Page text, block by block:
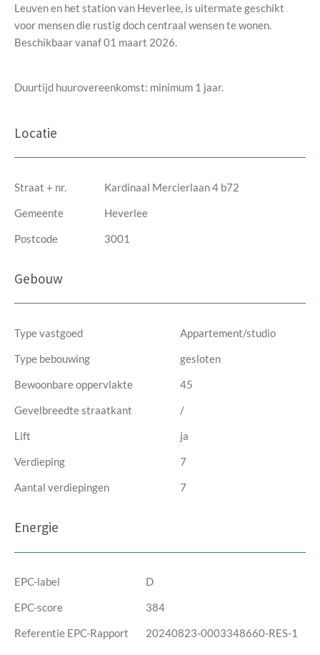
Leuven en het station van Heverlee, is uitermate geschikt
voor mensen die rustig doch centraal wensen te wonen.
Beschikbaar vanaf 01 maart 2026.
Duurtijd huurovereenkomst: minimum 1 jaar.
Locatie
Straat + nr.
Kardinaal Mercierlaan 4 b72
Gemeente
Heverlee
Postcode
3001
Gebouw
Type vastgoed
Appartement/studio
Type bebouwing
gesloten
Bewoonbare oppervlakte
45
Gevelbreedte straatkant
/
Lift
ja
Verdieping
7
Aantal verdiepingen
7
Energie
EPC-label
D
EPC-score
384
Referentie EPC-Rapport
20240823-0003348660-RES-1